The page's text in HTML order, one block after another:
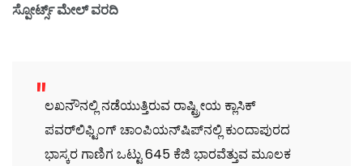
ಸ್ಪೋರ್ಟ್ಸ್ ಮೇಲ್ ವರದಿ
ಲಖನೌನಲ್ಲಿ ನಡೆಯುತ್ತಿರುವ ರಾಷ್ಟ್ರೀಯ ಕ್ಲಾಸಿಕ್
ಪವರ್‌ಲಿಫ್ಟಿಂಗ್ ಚಾಂಪಿಯನ್‌ಷಿಪ್‌ನಲ್ಲಿ ಕುಂದಾಪುರದ
ಭಾಸ್ಕರ ಗಾಣಿಗ ಒಟ್ಟು 645 ಕೆಜಿ ಭಾರವೆತ್ತುವ ಮೂಲಕ